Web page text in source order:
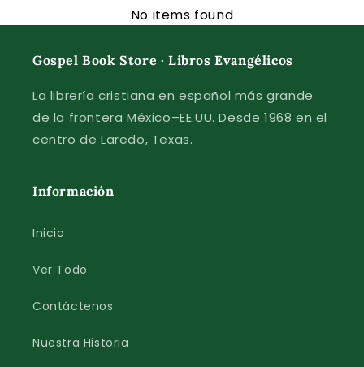
No items found
Gospel Book Store · Libros Evangélicos
La librería cristiana en español más grande
de la frontera México–EE.UU. Desde 1968 en el
centro de Laredo, Texas.
Información
Inicio
Ver Todo
Contáctenos
Nuestra Historia